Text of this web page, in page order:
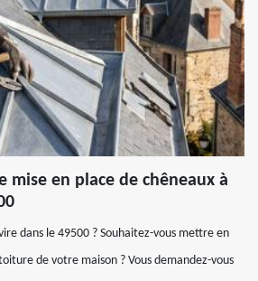
mise en place de chêneaux à
dans le 49500 ? Souhaitez-vous mettre en
de votre maison ? Vous demandez-vous